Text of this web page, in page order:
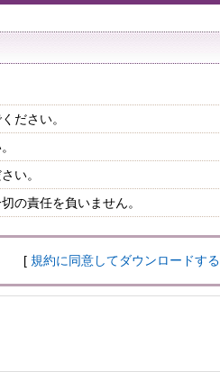
ださい。
い。
の責任を負いません。
[ 規約に同意してダウンロードする